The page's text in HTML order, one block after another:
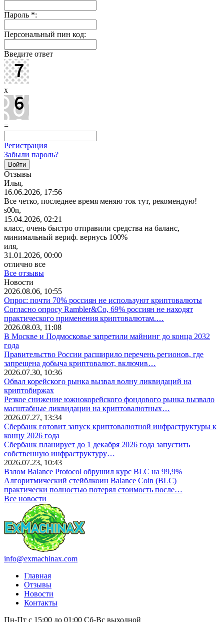
Пароль *:
Персональный пин код:
Введите ответ
x
=
Регистрация
Забыли пароль?
Отзывы
Илья,
16.06.2026, 17:56
Все четко, последнее время меняю ток тут, рекомендую!
s00n,
15.04.2026, 02:21
класс, очень быстро отправили средства на баланс,
минимальный вериф. вернусь 100%
иля,
31.01.2026, 00:00
отлично все
Все отзывы
Новости
2026.08.06, 10:55
Опрос: почти 70% россиян не используют криптовалюты
Согласно опросу Rambler&Co, 69% россиян не находят
практического применения криптовалютам.…
2026.08.03, 11:08
В Москве и Подмосковье запретили майнинг до конца 2032
года
Правительство России расширило перечень регионов, где
запрещена добыча криптовалют, включив…
2026.07.30, 10:36
Обвал корейского рынка вызвал волну ликвидаций на
криптобиржах
Резкое снижение южнокорейского фондового рынка вызвало
масштабные ликвидации на криптовалютных…
2026.07.27, 13:34
Сбербанк готовит запуск криптовалютной инфраструктуры к
концу 2026 года
Сбербанк планирует до 1 декабря 2026 года запустить
собственную инфраструктуру…
2026.07.23, 10:43
Взлом Balance Protocol обрушил курс BLC на 99,9%
Алгоритмический стейблкоин Balance Coin (BLC)
практически полностью потерял стоимость после…
Все новости
info@exmachinax.com
Главная
Отзывы
Новости
Контакты
Пн-Пт с 15:00 до 01:00 Сб-Вс выходной